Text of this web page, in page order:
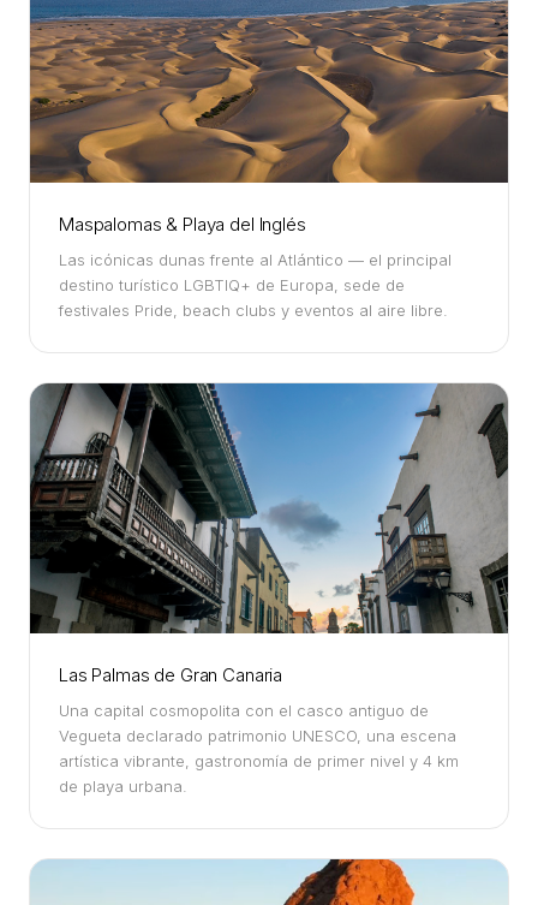
Maspalomas & Playa del Inglés
Las icónicas dunas frente al Atlántico — el principal
destino turístico LGBTIQ+ de Europa, sede de
festivales Pride, beach clubs y eventos al aire libre.
Las Palmas de Gran Canaria
Una capital cosmopolita con el casco antiguo de
Vegueta declarado patrimonio UNESCO, una escena
artística vibrante, gastronomía de primer nivel y 4 km
de playa urbana.